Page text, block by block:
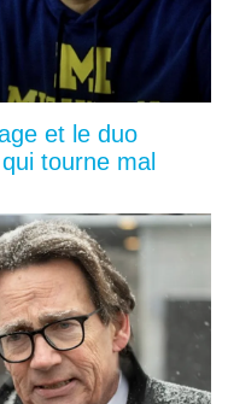
et le duo
tourne mal